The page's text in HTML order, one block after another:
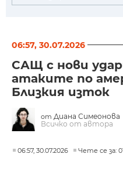
06:57, 30.07.2026
САЩ с нови
атаките по
Близкия изток
от Диана Симеонова
Всичко от автора
06:57, 30.07.2026 Чете се за: